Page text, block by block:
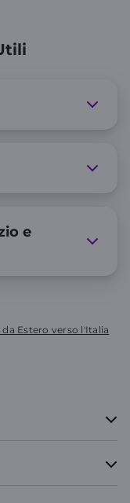
e
da Estero verso l'Italia